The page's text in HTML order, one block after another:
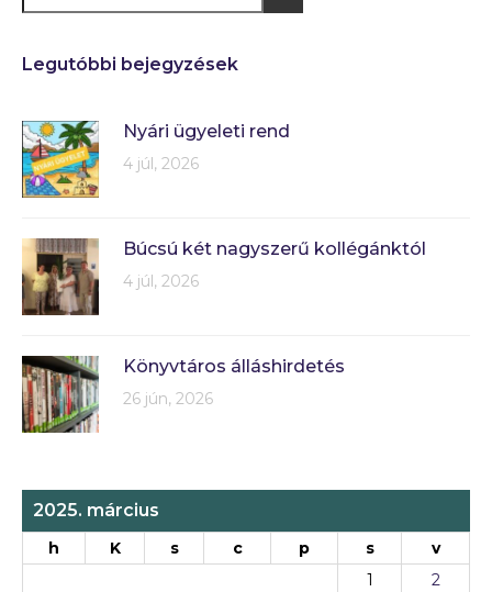
Legutóbbi bejegyzések
Nyári ügyeleti rend
4 júl, 2026
Búcsú két nagyszerű kollégánktól
4 júl, 2026
Könyvtáros álláshirdetés
26 jún, 2026
2025. március
h K s c p s
v
1
2